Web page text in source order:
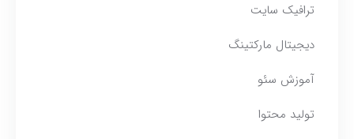
ترافیک سایت
دیجیتال مارکتینگ
آموزش سئو
تولید محتوا